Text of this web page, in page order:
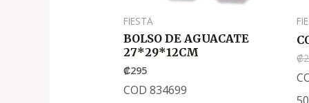
FIESTA
BOLSO DE AGUACATE
27*29*12CM
₡295
COD 834699
₡